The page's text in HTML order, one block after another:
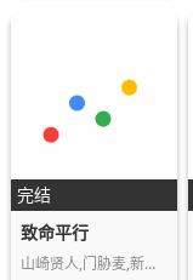
完结
致命平行
山崎贤人,门胁麦,新田真剑佑,新木优子,佐野…